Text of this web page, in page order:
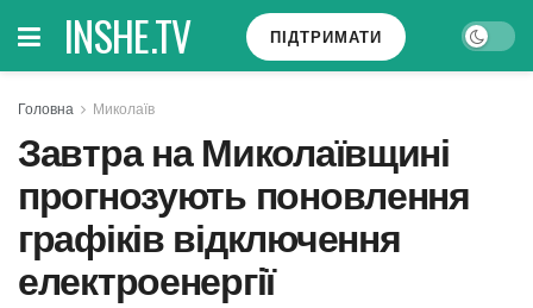
INSHE.TV ПІДТРИМАТИ
Головна Миколаїв
Завтра на Миколаївщині
прогнозують поновлення
графіків відключення
електроенергії